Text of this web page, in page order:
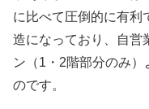
に比べて圧倒的に有利
造になっており、自営
ン（1・2階部分のみ
のです。